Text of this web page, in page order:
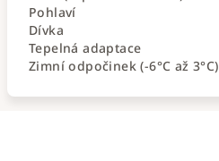
Pohlaví
Dívka
Tepelná adaptace
Zimní odpočinek (-6°C až 3°C)